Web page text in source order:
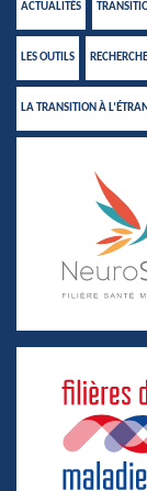
ACTUALITÉS
LES OUTILS
LA TRANSITION À